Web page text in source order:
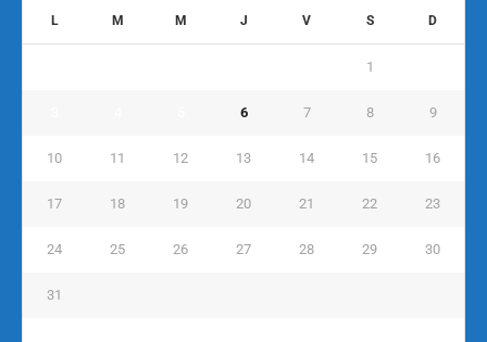
L M M J V S D
1
6 7 8 9
10 11 12 13 14 15 16
17 18 19 20 21 22 23
24 25 26 27 28 29 30
31